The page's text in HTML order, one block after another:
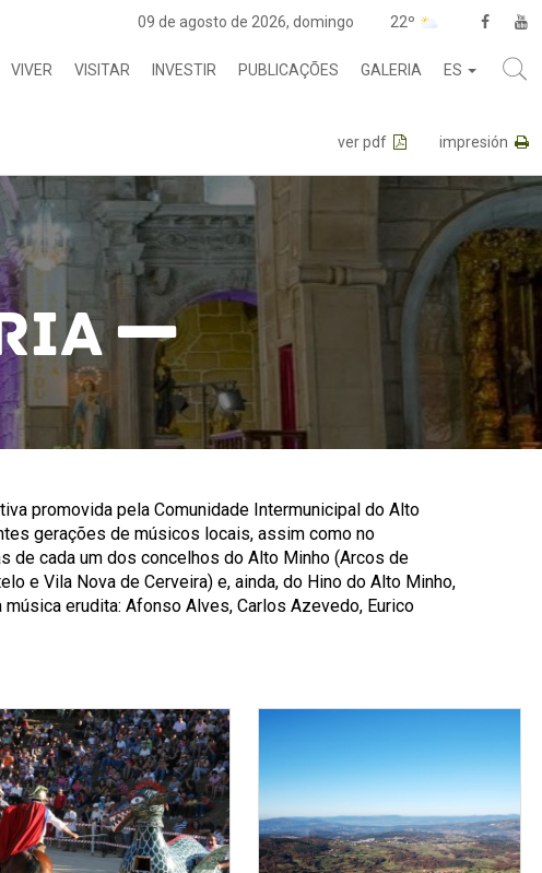
09 de agosto de 2026, domingo 22º
VIVER VISITAR INVESTIR PUBLICAÇÕES GALERIA ES
ver pdf impresión
promovida pela Comunidade Intermunicipal do Alto
gerações de músicos locais, assim como no
de cada um dos concelhos do Alto Minho (Arcos de
e Vila Nova de Cerveira) e, ainda, do Hino do Alto Minho,
erudita: Afonso Alves, Carlos Azevedo, Eurico